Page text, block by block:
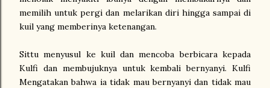
memilih untuk pergi dan melarikan diri hingga sampai di
kuil yang memberinya ketenangan.
Sittu menyusul ke kuil dan mencoba berbicara kepada
Kulfi dan membujuknya untuk kembali bernyanyi. Kulfi
Mengatakan bahwa ia tidak mau bernyanyi dan tidak mau